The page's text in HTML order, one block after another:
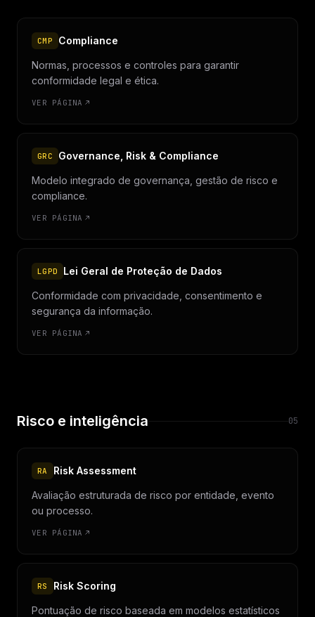
CMP Compliance
Normas, processos e controles para garantir
conformidade legal e ética.
VER PÁGINA
GRC Governance, Risk & Compliance
Modelo integrado de governança, gestão de risco e
compliance.
VER PÁGINA
LGPD Lei Geral de Proteção de Dados
Conformidade com privacidade, consentimento e
segurança da informação.
VER PÁGINA
Risco e inteligência 05
RA Risk Assessment
Avaliação estruturada de risco por entidade, evento
ou processo.
VER PÁGINA
RS Risk Scoring
Pontuação de risco baseada em modelos estatísticos